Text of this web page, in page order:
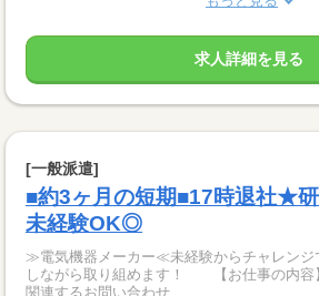
求人詳細を見る
[一般派遣]
■約3ヶ月の短期■17時退社★研
未経験OK◎
≫電気機器メーカー≪未経験からチャレンジ
しながら取り組めます！ 【お仕事の内容
関連するお問い合わせ...